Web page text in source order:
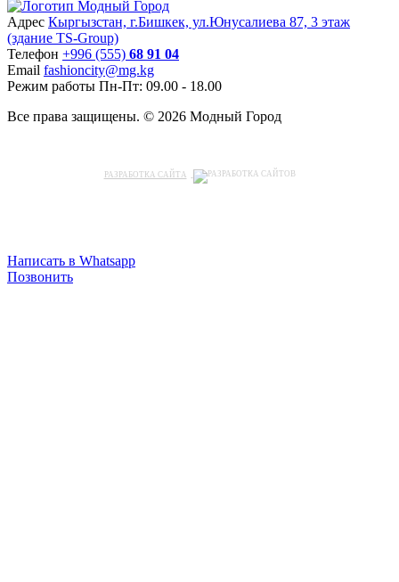
Адрес Кыргызстан, г.Бишкек, ул.Юнусалиева 87, 3 этаж
(здание TS-Group)
Teлефон +996 (555) 68 91 04
Email fashioncity@mg.kg
Режим работы Пн-Пт: 09.00 - 18.00
Все права защищены. © 2026 Модный Город
РАЗРАБОТКА САЙТА
Написать в Whatsapp
Позвонить